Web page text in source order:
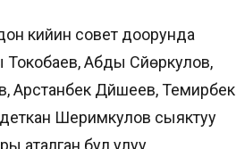
кийин совет доорунда
Абды Сүйөркулов,
Арстанбек Дүйшеев, Темирбек
Шеримкулов сыяктуу
аталган бул улуу